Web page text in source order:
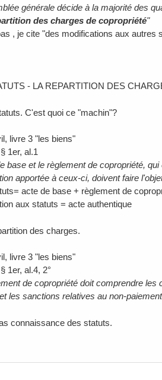
générale décide à la majorité des
des charges de copropriété"
, je cite "des modifications aux autres
- LA REPARTITION DES
C'est quoi ce "machin"?
livre 3 "les biens"
1er, al.1
base et le règlement de copropriété,
apportée à ceux-ci, doivent faire
acte de base + règlement de
aux statuts = acte authentique
des charges.
livre 3 "les biens"
1er, al.4, 2°
de copropriété doit comprendre
les sanctions relatives au non-
connaissance des statuts.